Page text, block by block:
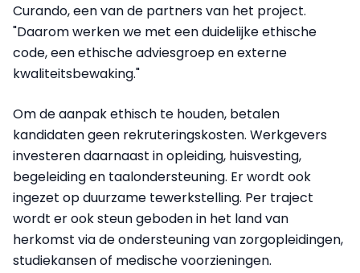
Curando, een van de partners van het project.
"Daarom werken we met een duidelijke ethische
code, een ethische adviesgroep en externe
kwaliteitsbewaking."
Om de aanpak ethisch te houden, betalen
kandidaten geen rekruteringskosten. Werkgevers
investeren daarnaast in opleiding, huisvesting,
begeleiding en taalondersteuning. Er wordt ook
ingezet op duurzame tewerkstelling. Per traject
wordt er ook steun geboden in het land van
herkomst via de ondersteuning van zorgopleidingen,
studiekansen of medische voorzieningen.